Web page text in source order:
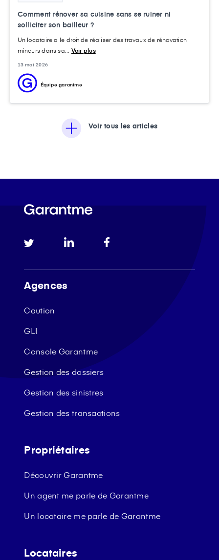
Comment rénover sa cuisine sans se ruiner ni
solliciter son bailleur ?
Un locataire a le droit de réaliser des travaux de rénovation
mineurs dans sa... Voir plus
13 mai 2026
Équipe garantme
Voir tous les articles
Agences
Caution
GLI
Console Garantme
Gestion des dossiers
Gestion des sinistres
Gestion des transactions
Propriétaires
Découvrir Garantme
Un agent me parle de Garantme
Un locataire me parle de Garantme
Locataires